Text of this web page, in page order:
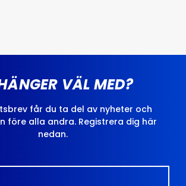
VÄL MED?
får du ta del av nyheter och
före alla andra. Registrera dig här
nedan.